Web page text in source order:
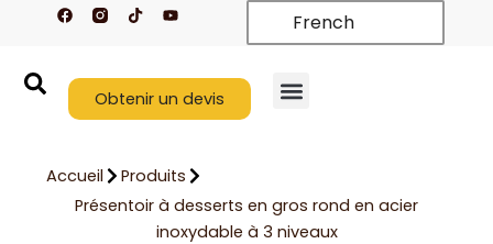
F
a
o
k
T
i
k
Y
o
b
e
French
Obtenir un devis
Accueil
Produits
Présentoir à desserts en gros rond en acier
inoxydable à 3 niveaux